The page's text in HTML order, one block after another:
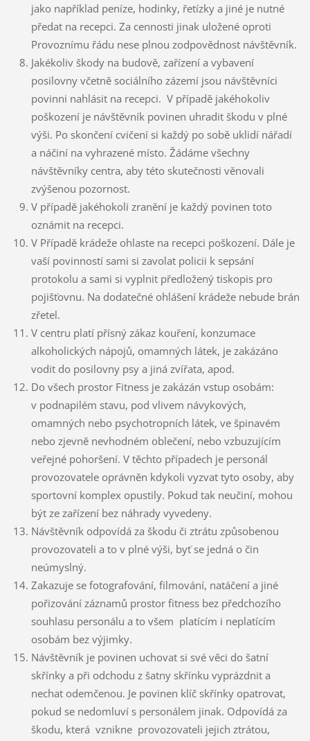
jako například peníze, hodinky, řetízky a jiné je nutné
předat na recepci. Za cennosti jinak uložené oproti
Provoznímu řádu nese plnou zodpovědnost návštěvník.
Jakékoliv škody na budově, zařízení a vybavení
posilovny včetně sociálního zázemí jsou návštěvníci
povinni nahlásit na recepci. V případě jakéhokoliv
poškození je návštěvník povinen uhradit škodu v plné
výši. Po skončení cvičení si každý po sobě uklidí nářadí
a náčiní na vyhrazené místo. Žádáme všechny
návštěvníky centra, aby této skutečnosti věnovali
zvýšenou pozornost.
V případě jakéhokoli zranění je každý povinen toto
oznámit na recepci.
V Případě krádeže ohlaste na recepci poškození. Dále je
vaší povinností sami si zavolat policii k sepsání
protokolu a sami si vyplnit předložený tiskopis pro
pojišťovnu. Na dodatečné ohlášení krádeže nebude brán
zřetel.
V centru platí přísný zákaz kouření, konzumace
alkoholických nápojů, omamných látek, je zakázáno
vodit do posilovny psy a jiná zvířata, apod.
Do všech prostor Fitness je zakázán vstup osobám:
v podnapilém stavu, pod vlivem návykových,
omamných nebo psychotropních látek, ve špinavém
nebo zjevně nevhodném oblečení, nebo vzbuzujícím
veřejné pohoršení. V těchto případech je personál
provozovatele oprávněn kdykoli vyzvat tyto osoby, aby
sportovní komplex opustily. Pokud tak neučiní, mohou
být ze zařízení bez náhrady vyvedeny.
Návštěvník odpovídá za škodu či ztrátu způsobenou
provozovateli a to v plné výši, byť se jedná o čin
neúmyslný.
Zakazuje se fotografování, filmování, natáčení a jiné
pořizování záznamů prostor fitness bez předchozího
souhlasu personálu a to všem platícím i neplatícím
osobám bez výjimky.
Návštěvník je povinen uchovat si své věci do šatní
skřínky a při odchodu z šatny skřínku vyprázdnit a
nechat odemčenou. Je povinen klíč skřínky opatrovat,
pokud se nedomluví s personálem jinak. Odpovídá za
škodu, která vznikne provozovateli jejich ztrátou,